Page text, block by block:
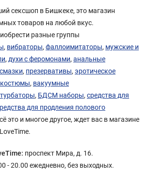
сексшоп в Бишкеке, это магазин
товаров на любой вкус.
разные группы
, вибраторы, фаллоимитаторы, мужские и
, духи с феромонами, анальные
, презервативы, эротическое
костюмы, вакуумные
, БДСМ наборы, средства для
для продления полового
это и многое другое, ждет вас в магазине
проспект Мира, д. 16.
- 20.00 ежедневно, без выходных.